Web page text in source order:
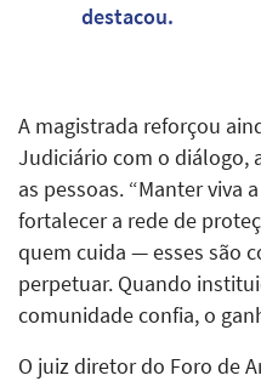
destacou.
A magistrada reforçou
Judiciário com o diálogo,
as pessoas. “Manter viva
fortalecer a rede de
quem cuida — esses são
perpetuar. Quando
comunidade confia, o
O juiz diretor do Foro de